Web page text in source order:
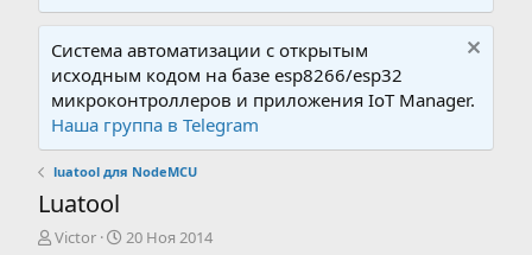
Система автоматизации с открытым
исходным кодом на базе esp8266/esp32
микроконтроллеров и приложения IoT Manager.
Наша группа в Telegram
luatool для NodeMCU
Luatool
А
Victor
Д
20 Ноя 2014